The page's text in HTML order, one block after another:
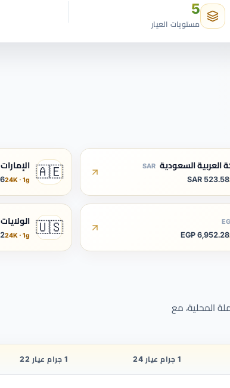
5
مستويات العيار
العربية السعودية SAR
523.58 SAR
🇦🇪
24K · 1g
6,952.28 EGP
🇺🇸
24K · 1g
والأونصة بالعملة المحلية، مع
1 جرام عيار 24 1 جرام عيار 22